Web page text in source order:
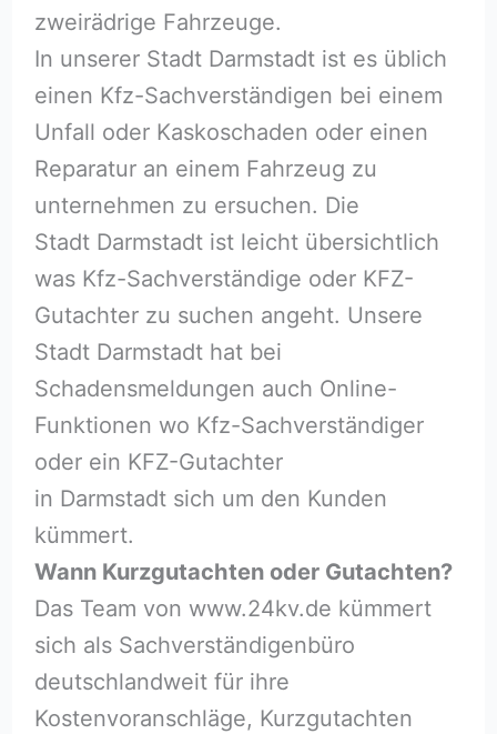
zweirädrige Fahrzeuge.
In unserer Stadt Darmstadt ist es üblich
einen Kfz-Sachverständigen bei einem
Unfall oder Kaskoschaden oder einen
Reparatur an einem Fahrzeug zu
unternehmen zu ersuchen. Die
Stadt Darmstadt ist leicht übersichtlich
was Kfz-Sachverständige oder KFZ-
Gutachter zu suchen angeht. Unsere
Stadt Darmstadt hat bei
Schadensmeldungen auch Online-
Funktionen wo Kfz-Sachverständiger
oder ein KFZ-Gutachter
in Darmstadt sich um den Kunden
kümmert.
Wann Kurzgutachten oder Gutachten?
Das Team von www.24kv.de kümmert
sich als Sachverständigenbüro
deutschlandweit für ihre
Kostenvoranschläge, Kurzgutachten